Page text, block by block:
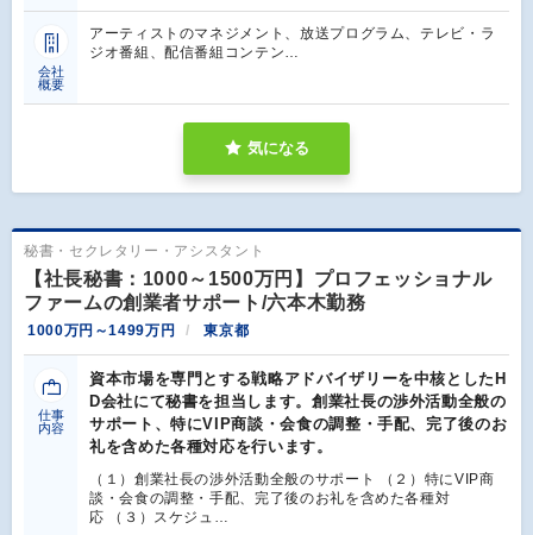
会社
概要
アーティストのマネジメント、放送プログラム、テレビ・ラ
ジオ番組、配信番組コンテン…
気になる
秘書・セクレタリー・アシスタント
【社長秘書：1000～1500万円】プロフェッショナル
ファームの創業者サポート/六本木勤務
1000万円～1499万円 東京都
仕事
内容
資本市場を専門とする戦略アドバイザリーを中核としたH
D会社にて秘書を担当します。創業社長の渉外活動全般の
サポート、特にVIP商談・会食の調整・手配、完了後のお
礼を含めた各種対応を行います。
（１）創業社長の渉外活動全般のサポート （２）特にVIP商
談・会食の調整・手配、完了後のお礼を含めた各種対
応 （３）スケジュ…